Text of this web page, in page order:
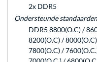
2x DDR5
Ondersteunde standaarden
DDR5 8800(O.C) /
8200(O.C) /
7800(O.C) /